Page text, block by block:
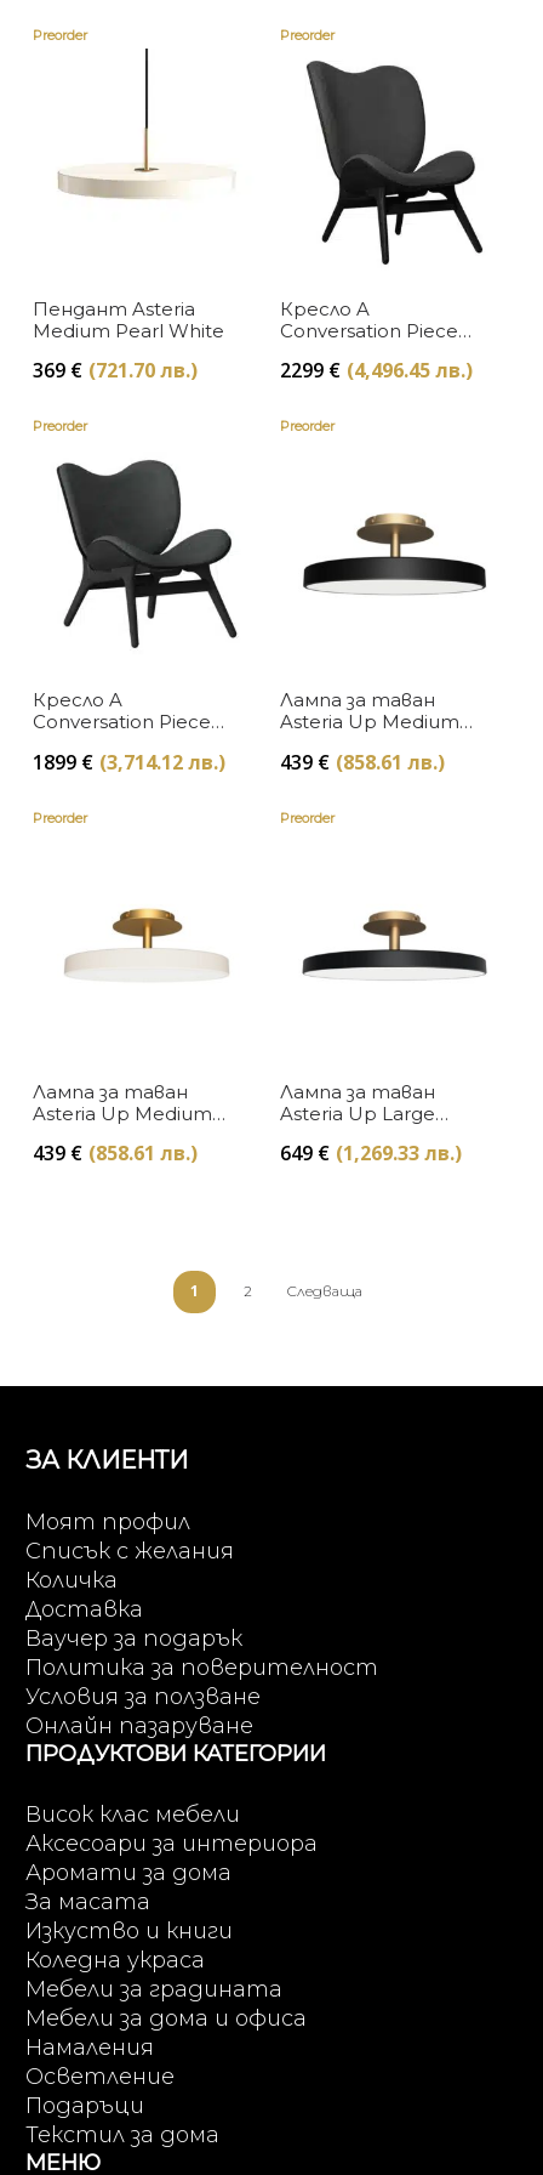
Preorder
Пендант Asteria
Medium Pearl White
369 € (721.70 лв.)
Preorder
Кресло A
Conversation Piece
Shadow
2299 € (4,496.45 лв.)
Preorder
Кресло A
Conversation Piece
Shadow
1899 € (3,714.12 лв.)
Preorder
Лампа за таван
Asteria Up Medium
439 € (858.61 лв.)
Preorder
Лампа за таван
Asteria Up Medium
439 € (858.61 лв.)
Preorder
Лампа за таван
Asteria Up Large
649 € (1,269.33 лв.)
1 2 Следваща
ЗА КЛИЕНТИ
Моят профил
Списък с желания
Количка
Доставка
Ваучер за подарък
Политика за поверителност
Условия за ползване
Онлайн пазаруване
ПРОДУКТОВИ КАТЕГОРИИ
Висок клас мебели
Аксесоари за интериора
Аромати за дома
За масата
Изкуство и книги
Коледна украса
Мебели за градината
Мебели за дома и офиса
Намаления
Осветление
Подаръци
Текстил за дома
МЕНЮ